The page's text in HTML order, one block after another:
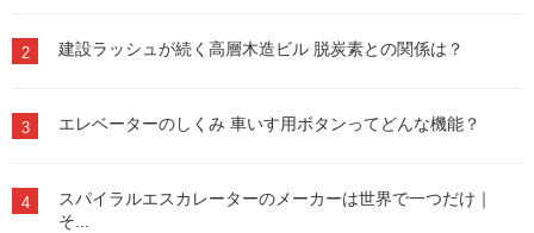
2 建設ラッシュが続く高層木造ビル 脱炭素との関係は？
3 エレベーターのしくみ 車いす用ボタンってどんな機能？
4
スパイラルエスカレーターのメーカーは世界で一つだけ｜
そ...